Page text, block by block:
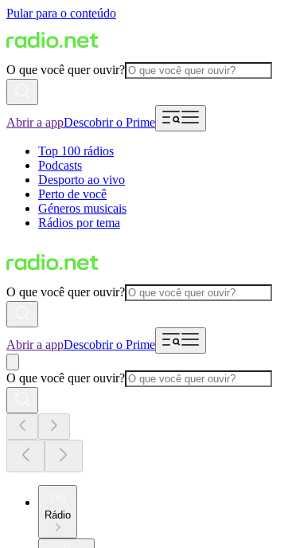
Pular para o conteúdo
O que você quer ouvir?
Abrir a appDescobrir o Prime
Top 100 rádios
Podcasts
Desporto ao vivo
Perto de você
Géneros musicais
Rádios por tema
O que você quer ouvir?
Abrir a appDescobrir o Prime
O que você quer ouvir?
Rádio